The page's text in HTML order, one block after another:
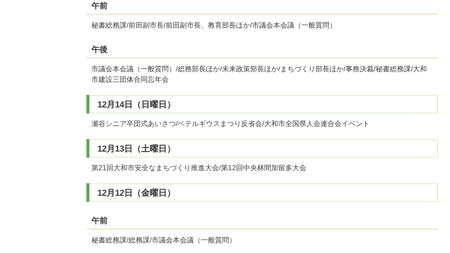
午前
秘書総務課/前田副市長/前田副市長、教育部長ほか/市議会本会議（一般質問）
午後
市議会本会議（一般質問）/総務部長ほか/未来政策部長ほか/まちづくり部長ほか/事務決裁/秘書総務課/大和
市建設三団体合同忘年会
12月14日（日曜日）
瀬谷シニア卒団式あいさつ/ベテルギウスまつり反省会/大和市全国県人会連合会イベント
12月13日（土曜日）
第21回大和市安全なまちづくり推進大会/第12回中央林間加留多大会
12月12日（金曜日）
午前
秘書総務課/総務課/市議会本会議（一般質問）